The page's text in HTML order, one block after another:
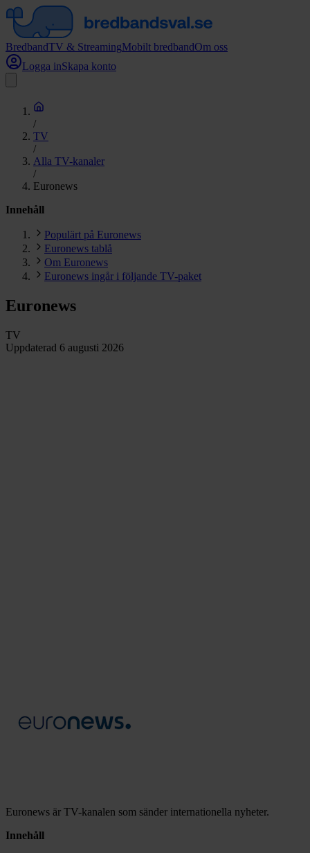
BredbandTV & StreamingMobilt bredbandOm oss
Logga inSkapa konto
/
TV
/
Alla TV-kanaler
/
Euronews
Innehåll
Populärt på Euronews
Euronews tablå
Om Euronews
Euronews ingår i följande TV-paket
Euronews
TV
Uppdaterad 6 augusti 2026
Euronews är TV-kanalen som sänder internationella nyheter.
Innehåll